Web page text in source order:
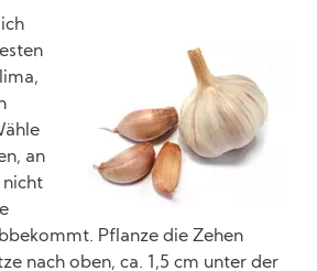
an
nicht
Pflanze die Zehen
nach oben, ca. 1,5 cm unter der